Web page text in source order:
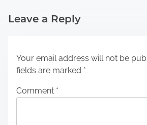
Leave a Reply
Your email address will not be
fields are marked *
Comment *